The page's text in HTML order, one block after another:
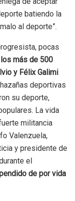
batiendo la
al deporte”.
pocas
más de 500
y Félix Galimi
deportivas
su deporte,
La vida
militancia
Valenzuela,
y presidente de
el
de por vida